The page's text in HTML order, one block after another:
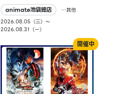
animate池袋總店
…其他
2026.08.05（三）〜
2026.08.31（一）